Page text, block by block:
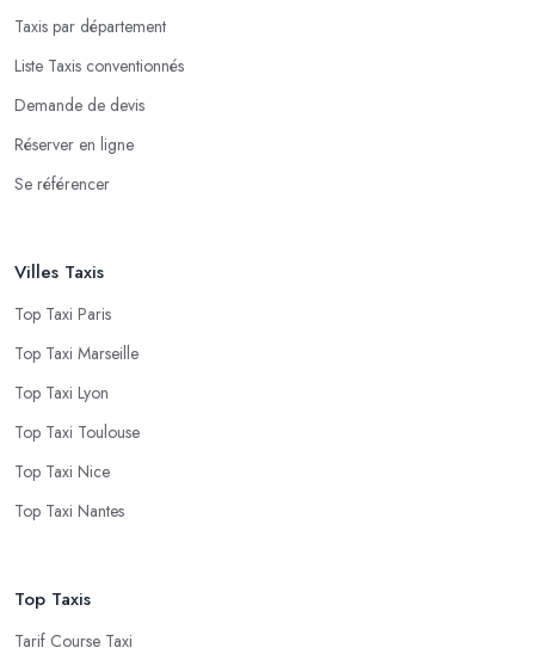
Taxis par département
Liste Taxis conventionnés
Demande de devis
Réserver en ligne
Se référencer
Villes Taxis
Top Taxi Paris
Top Taxi Marseille
Top Taxi Lyon
Top Taxi Toulouse
Top Taxi Nice
Top Taxi Nantes
Top Taxis
Tarif Course Taxi